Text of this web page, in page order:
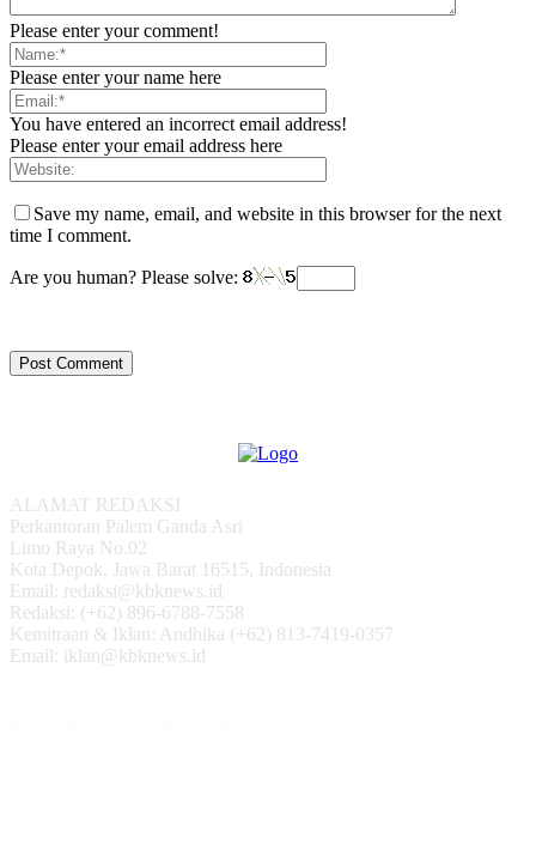
Please enter your comment!
Please enter your name here
You have entered an incorrect email address!
Please enter your email address here
Save my name, email, and website in this browser for the next
time I comment.
Are you human? Please solve:
ALAMAT REDAKSI
Perkantoran Palem Ganda Asri
Limo Raya No.02
Kota Depok, Jawa Barat 16515, Indonesia
Email: redaksi@kbknews.id
Redaksi: (+62) 896-6788-7558
Kemitraan & Iklan: Andhika (+62) 813-7419-0357
Email: iklan@kbknews.id